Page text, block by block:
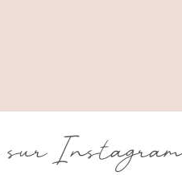
sur Instagram